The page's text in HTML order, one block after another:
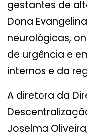
gestantes de
Dona
neurológicas,
de urgência e
internos e da
A diretora da
Joselma